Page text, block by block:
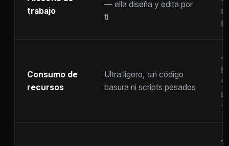
trabajo
— ella diseña y edita por
ti
Consumo de
recursos
Ultra ligero, sin código
basura ni scripts pesados